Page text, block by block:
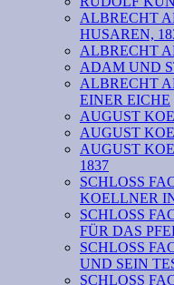
ALBRECHT
HUSAREN,
ALBRECHT
ADAM UND
ALBRECHT
EINER EICHE
AUGUST
AUGUST
AUGUST
1837
SCHLOSS
KOELLNER
SCHLOSS
FÜR DAS
SCHLOSS
UND SEIN
SCHLOSS